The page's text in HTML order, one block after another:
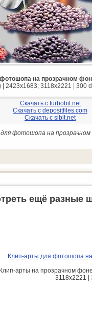
на прозрачном
| 2423x1683; 3118х2221 | 300
Скачать с turbobit.net
Скачать с depositfiles.com
Скачать с sibit.net
фотошопа на прозрачном
ещё разные
Клип-арты для фотошопа
Клип-арты на прозрачном
3118х2221 |